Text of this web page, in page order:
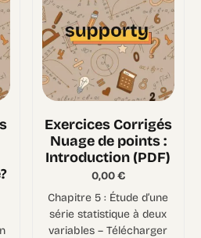
Exercices Corrigés
Nuage de points :
Introduction (PDF)
0,00€
Chapitre 5 : Étude d’une
série statistique à deux
variables – Télécharger